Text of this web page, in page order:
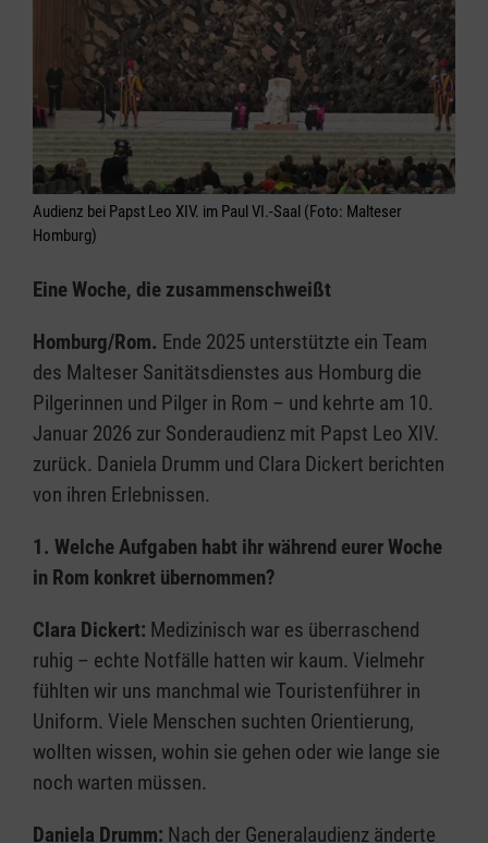
Audienz bei Papst Leo XIV. im Paul VI.-Saal (Foto: Malteser
Homburg)
Eine Woche, die zusammenschweißt
Homburg/Rom. Ende 2025 unterstützte ein Team
des Malteser Sanitätsdienstes aus Homburg die
Pilgerinnen und Pilger in Rom – und kehrte am 10.
Januar 2026 zur Sonderaudienz mit Papst Leo XIV.
zurück. Daniela Drumm und Clara Dickert berichten
von ihren Erlebnissen.
1. Welche Aufgaben habt ihr während eurer Woche
in Rom konkret übernommen?
Clara Dickert: Medizinisch war es überraschend
ruhig – echte Notfälle hatten wir kaum. Vielmehr
fühlten wir uns manchmal wie Touristenführer in
Uniform. Viele Menschen suchten Orientierung,
wollten wissen, wohin sie gehen oder wie lange sie
noch warten müssen.
Daniela Drumm: Nach der Generalaudienz änderte